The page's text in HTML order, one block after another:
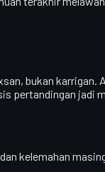
, bukan karrigan.
pertandingan jadi
kelemahan